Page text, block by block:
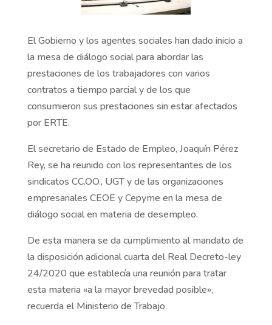
El Gobierno y los agentes sociales han dado inicio a
la mesa de diálogo social para abordar las
prestaciones de los trabajadores con varios
contratos a tiempo parcial y de los que
consumieron sus prestaciones sin estar afectados
por ERTE.
El secretario de Estado de Empleo, Joaquín Pérez
Rey, se ha reunido con los representantes de los
sindicatos CC.OO., UGT y de las organizaciones
empresariales CEOE y Cepyme en la mesa de
diálogo social en materia de desempleo.
De esta manera se da cumplimiento al mandato de
la disposición adicional cuarta del Real Decreto-ley
24/2020 que establecía una reunión para tratar
esta materia «a la mayor brevedad posible»,
recuerda el Ministerio de Trabajo.